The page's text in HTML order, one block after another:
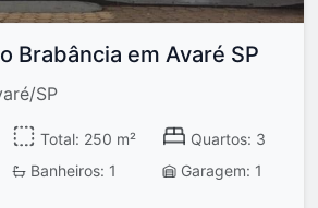
Brabância em Avaré SP
SP
Total: 250 m²
Quartos: 3
Banheiros: 1 Garagem: 1